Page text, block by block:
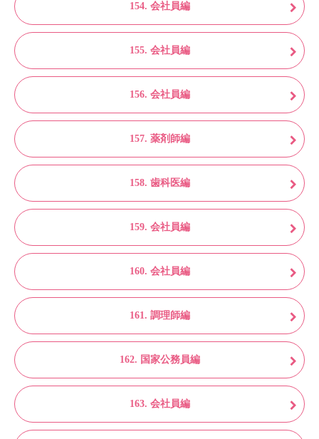
154. 会社員編
155. 会社員編
156. 会社員編
157. 薬剤師編
158. 歯科医編
159. 会社員編
160. 会社員編
161. 調理師編
162. 国家公務員編
163. 会社員編